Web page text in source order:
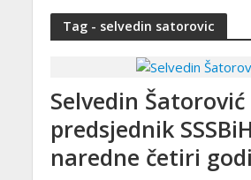
Tag - selvedin satorovic
Selvedin Šatorović
predsjednik
naredne četiri